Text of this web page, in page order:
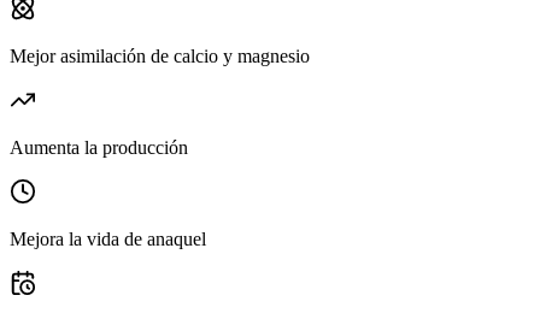
Mejor asimilación de calcio y magnesio
Aumenta la producción
Mejora la vida de anaquel